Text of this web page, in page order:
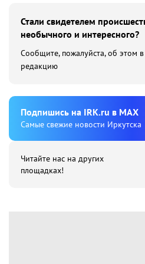
Стали свидетелем
необычного и интересного?
Сообщите, пожалуйста, об этом в
редакцию
Подпишиcь на IRK.ru в MAX
Cамые свежие новости Иркутска
Читайте нас на других
площадках!